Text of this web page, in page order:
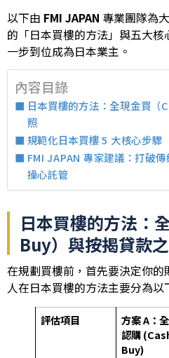
以下由 FMI JAPAN 專業團隊為
的「日本買樓的方法」與五大
一步到位成為日本業主。
內容目錄
日本買樓的方法：全現金買
照
規範化日本買樓 5 大核心步驟
FMI JAPAN 專家建議：打破
操心託管
日本買樓的方法：
Buy）與按揭貸款
在規劃買樓前，首先要決定你
人在日本買樓的方法主要分為以
評估項目
方案 A：
認購
Buy)